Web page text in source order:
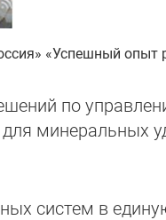
«Успешный опыт
по
минеральных
систем в